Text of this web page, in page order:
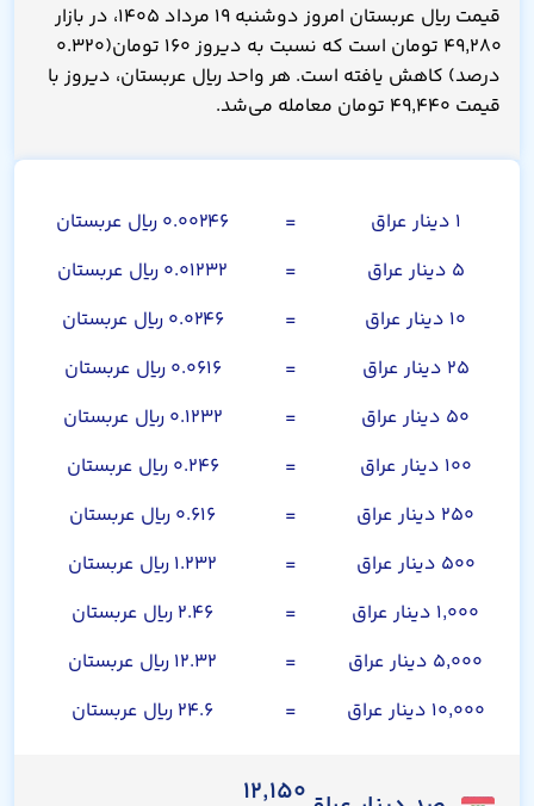
قیمت ریال عربستان امروز دوشنبه ۱۹ مرداد ۱۴۰۵، در بازار
۴۹,۲۸۰ تومان است که نسبت به دیروز ۱۶۰ تومان(۰.۳۲۰
درصد) کاهش یافته است. هر واحد ریال عربستان، دیروز با
قیمت ۴۹,۴۴۰ تومان معامله می‌شد.
۱ دینار عراق =
۰.۰۰۲۴۶ ریال عربستان
۵ دینار عراق
=
۰.۰۱۲۳۲ ریال عربستان
۱۰ دینار عراق
=
۰.۰۲۴۶ ریال عربستان
۲۵ دینار عراق
=
۰.۰۶۱۶ ریال عربستان
۵۰ دینار عراق
=
۰.۱۲۳۲ ریال عربستان
۱۰۰ دینار عراق
=
۰.۲۴۶ ریال عربستان
۲۵۰ دینار عراق
=
۰.۶۱۶ ریال عربستان
۵۰۰ دینار عراق
=
۱.۲۳۲ ریال عربستان
۱,۰۰۰ دینار عراق
=
۲.۴۶ ریال عربستان
۵,۰۰۰ دینار عراق
=
۱۲.۳۲ ریال عربستان
۱۰,۰۰۰ دینار عراق
= ۲۴.۶ ریال عربستان
۱۲,۱۵۰